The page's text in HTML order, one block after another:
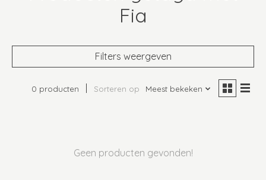
Fia
Filters weergeven
0 producten Sorteren op Meest bekeken
Geen producten gevonden!